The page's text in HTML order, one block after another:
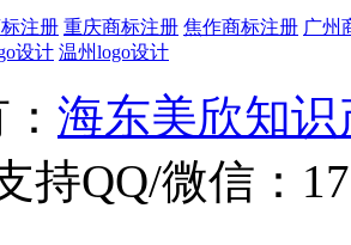
注册 重庆商标注册 焦作商标注册 广州
设计 温州logo设计
海东美欣知
持QQ/微信：